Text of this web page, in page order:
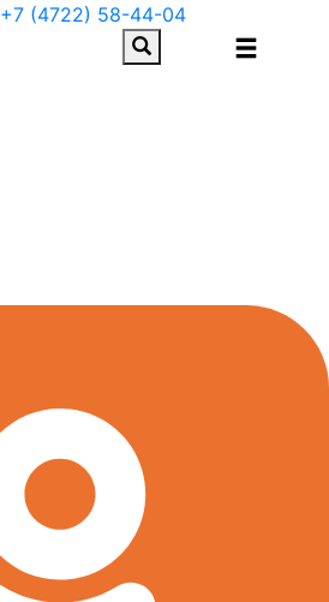
+7 (4722) 58-44-04